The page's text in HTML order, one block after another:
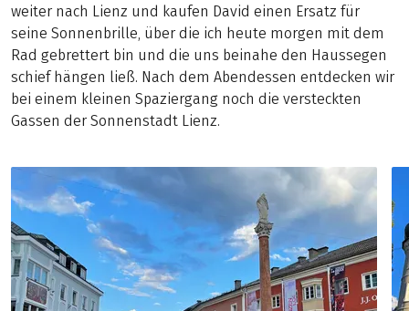
weiter nach Lienz und kaufen David einen Ersatz für
seine Sonnenbrille, über die ich heute morgen mit dem
Rad gebrettert bin und die uns beinahe den Haussegen
schief hängen ließ. Nach dem Abendessen entdecken wir
bei einem kleinen Spaziergang noch die versteckten
Gassen der Sonnenstadt Lienz.